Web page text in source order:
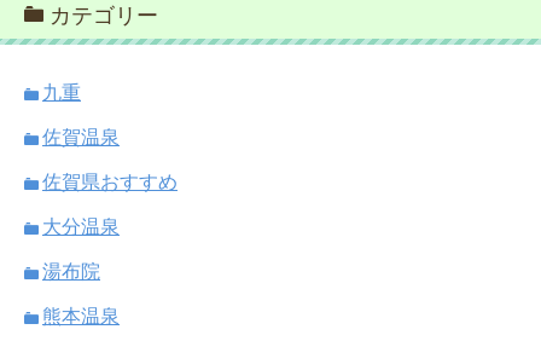
カテゴリー
九重
佐賀温泉
佐賀県おすすめ
大分温泉
湯布院
熊本温泉